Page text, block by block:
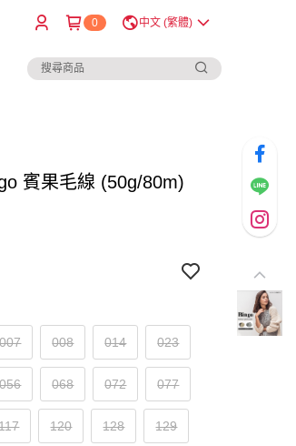
0 中文 (繁體)
賓果毛線 (50g/80m)
007 008 014 023
056 068 072 077
120 128 129